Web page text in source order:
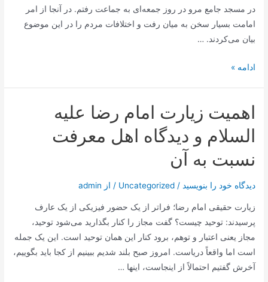
در مسجد جامع مرو در روز جمعه‌اى به جماعت‌ رفتم. در آنجا از امر
امامت بسيار سخن به ميان رفت و اختلافات مردم را در اين موضوع
بيان مى‌كردند. …
مدیحه
ولادت
امام
رضا
11
القعده
سال
ادامه »
اهمیت زیارت امام رضا علیه
السلام و دیدگاه اهل معرفت
نسبت به آن
دیدگاه‌ خود را بنویسید /
Uncategorized / از admin
زیارت حقیقی امام رضا؛ فراتر از یک حضور فیزیکی از یک عارف
پرسیدند: توحید چیست؟ گفت مجاز را کنار بگذارید می‌شود توحید،
مجاز یعنی اعتبار و توهم، برود کنار این همان توحید است. این یک جمله
است اما واقعاً دریاست. امروز صبح بلند شدیم ببینیم از کجا باید بگوییم،
آخرش گفتیم احتمالاً از اینجاست، اینها …